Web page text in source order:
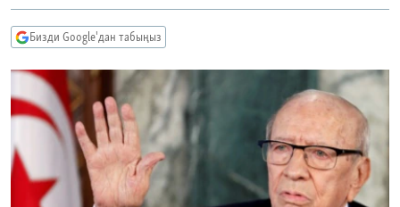
БИЗ ЖАНА ДҮЙНӨ
ДАНИСТЕ
ЭЖЕ-СИҢДИЛЕР
АЗАТТЫК+
ЫҢГАЙСЫЗ СУРООЛОР
ӨЗГӨЧӨ ПИКИР
ОНЛАЙН ШЕРИНЕ
Бизди Google'дан табыңыз